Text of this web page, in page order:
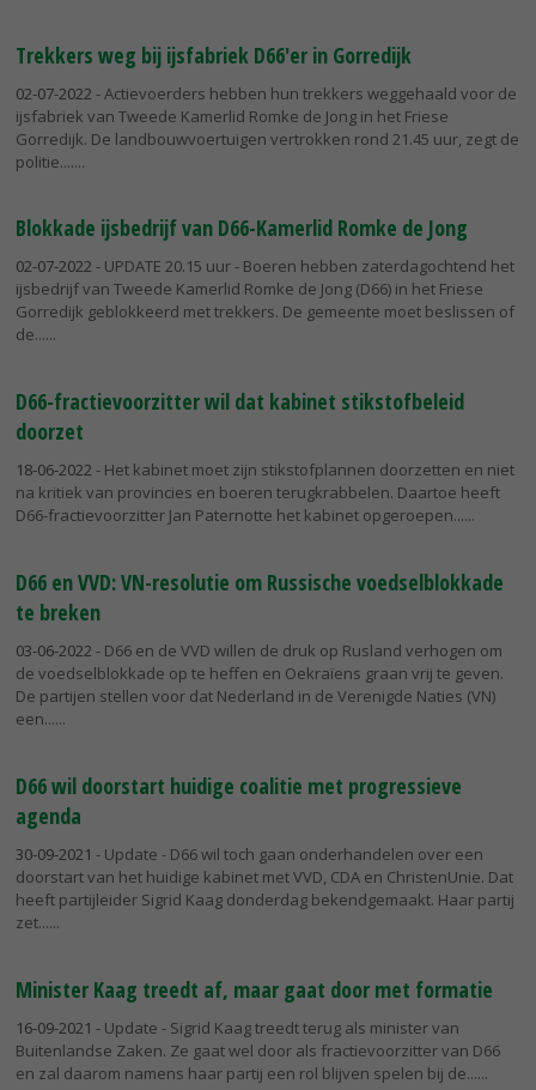
Trekkers weg bij ijsfabriek D66'er in Gorredijk
02-07-2022 - Actievoerders hebben hun trekkers weggehaald voor de
ijsfabriek van Tweede Kamerlid Romke de Jong in het Friese
Gorredijk. De landbouwvoertuigen vertrokken rond 21.45 uur, zegt de
politie....
Blokkade ijsbedrijf van D66-Kamerlid Romke de Jong
02-07-2022 - UPDATE 20.15 uur - Boeren hebben zaterdagochtend het
ijsbedrijf van Tweede Kamerlid Romke de Jong (D66) in het Friese
Gorredijk geblokkeerd met trekkers. De gemeente moet beslissen of
de...
D66-fractievoorzitter wil dat kabinet stikstofbeleid
doorzet
18-06-2022 - Het kabinet moet zijn stikstofplannen doorzetten en niet
na kritiek van provincies en boeren terugkrabbelen. Daartoe heeft
D66-fractievoorzitter Jan Paternotte het kabinet opgeroepen...
D66 en VVD: VN-resolutie om Russische voedselblokkade
te breken
03-06-2022 - D66 en de VVD willen de druk op Rusland verhogen om
de voedselblokkade op te heffen en Oekraïens graan vrij te geven.
De partijen stellen voor dat Nederland in de Verenigde Naties (VN)
een...
D66 wil doorstart huidige coalitie met progressieve
agenda
30-09-2021 - Update - D66 wil toch gaan onderhandelen over een
doorstart van het huidige kabinet met VVD, CDA en ChristenUnie. Dat
heeft partijleider Sigrid Kaag donderdag bekendgemaakt. Haar partij
zet...
Minister Kaag treedt af, maar gaat door met formatie
16-09-2021 - Update - Sigrid Kaag treedt terug als minister van
Buitenlandse Zaken. Ze gaat wel door als fractievoorzitter van D66
en zal daarom namens haar partij een rol blijven spelen bij de...